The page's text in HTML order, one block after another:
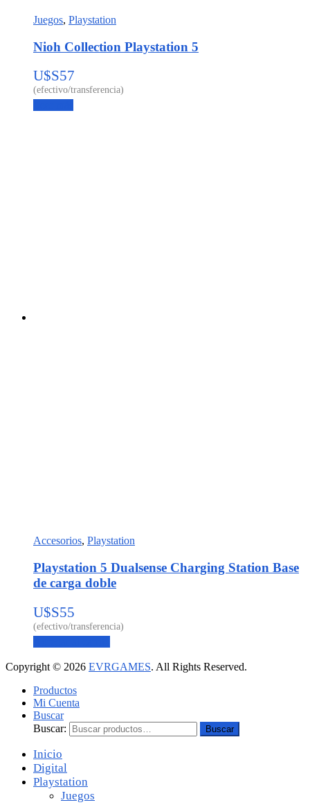
Juegos, Playstation
Nioh Collection Playstation 5
U$S57
Accesorios, Playstation
Playstation 5 Dualsense Charging Station Base
de carga doble
U$S55
Copyright © 2026 EVRGAMES. All Rights Reserved.
Productos
Mi Cuenta
Buscar
Buscar:
Buscar
Inicio
Digital
Playstation
Juegos